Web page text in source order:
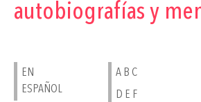
autobiografías y
EN
ESPAÑOL
A B C
D E F